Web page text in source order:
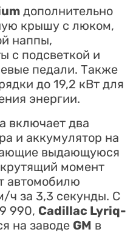
дополнительно
крышу с люком,
наппы,
с подсветкой и
педали. Также
до 19,2 кВт для
энергии.
включает два
и аккумулятор на
выдающуюся
момент
автомобилю
ч за 3,3 секунды. С
990, Cadillac Lyriq-
на заводе GM в